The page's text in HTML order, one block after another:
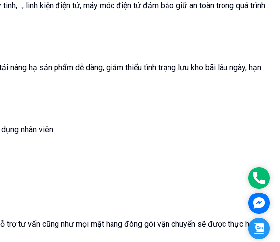
linh kiện điện tử, máy móc điện tử đảm bảo giữ an toàn trong quá trình
nâng hạ sản phẩm dễ dàng, giảm thiểu tình trạng lưu kho bãi lâu ngày, hạn
nhân viên.
trợ tư vấn cũng như mọi mặt hàng đóng gói vận chuyển sẽ được thực hiệnZalo